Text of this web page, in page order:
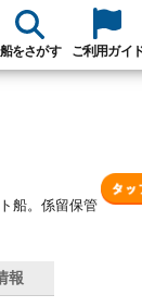
船をさがす ご利用ガイ
船。係留保管
報